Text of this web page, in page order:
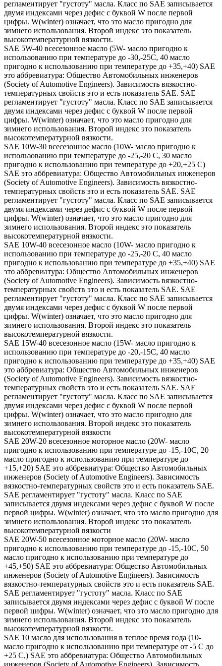
регламентирует "густоту" масла. Класс по SAE записывается
двумя индексами через дефис с буквой W после первой
цифры. W(winter) означает, что это масло пригодно для
зимнего использования. Второй индекс это показатель
высокотемпературной вязкости.
SAE 5W-40 всесезонное масло (5W- масло пригодно к
использованию при температуре до -30,-25С, 40 масло
пригодно к использованию при температуре до +35,+40) SAE
это аббревиатура: Общество Автомобильных инженеров
(Society of Automotive Engineers). Зависимость вязкостно-
температурных свойств это и есть показатель SAE. SAE
регламентирует "густоту" масла. Класс по SAE записывается
двумя индексами через дефис с буквой W после первой
цифры. W(winter) означает, что это масло пригодно для
зимнего использования. Второй индекс это показатель
высокотемпературной вязкости.
SAE 10W-30 всесезонное масло (10W- масло пригодно к
использованию при температуре до -25,-20 С, 30 масло
пригодно к использованию при температуре до +20,+25 С)
SAE это аббревиатура: Общество Автомобильных инженеров
(Society of Automotive Engineers). Зависимость вязкостно-
температурных свойств это и есть показатель SAE. SAE
регламентирует "густоту" масла. Класс по SAE записывается
двумя индексами через дефис с буквой W после первой
цифры. W(winter) означает, что это масло пригодно для
зимнего использования. Второй индекс это показатель
высокотемпературной вязкости.
SAE 10W-40 всесезонное масло (10W- масло пригодно к
использованию при температуре до -25,-20 С, 40 масло
пригодно к использованию при температуре до +35,+40) SAE
это аббревиатура: Общество Автомобильных инженеров
(Society of Automotive Engineers). Зависимость вязкостно-
температурных свойств это и есть показатель SAE. SAE
регламентирует "густоту" масла. Класс по SAE записывается
двумя индексами через дефис с буквой W после первой
цифры. W(winter) означает, что это масло пригодно для
зимнего использования. Второй индекс это показатель
высокотемпературной вязкости.
SAE 15W-40 всесезонное масло (15W- масло пригодно к
использованию при температуре до -20,-15С, 40 масло
пригодно к использованию при температуре до +35,+40) SAE
это аббревиатура: Общество Автомобильных инженеров
(Society of Automotive Engineers). Зависимость вязкостно-
температурных свойств это и есть показатель SAE. SAE
регламентирует "густоту" масла. Класс по SAE записывается
двумя индексами через дефис с буквой W после первой
цифры. W(winter) означает, что это масло пригодно для
зимнего использования. Второй индекс это показатель
высокотемпературной вязкости
SAE 20W-20 всесезонное моторное масло (20W- масло
пригодно к использованию при температуре до -15,-10С, 20
масло пригодно к использованию при температуре до
+15,+20) SAE это аббревиатура: Общество Автомобильных
инженеров (Society of Automotive Engineers). Зависимость
вязкостно-температурных свойств это и есть показатель SAE.
SAE регламентирует "густоту" масла. Класс по SAE
записывается двумя индексами через дефис с буквой W после
первой цифры. W(winter) означает, что это масло пригодно для
зимнего использования. Второй индекс это показатель
высокотемпературной вязкости
SAE 20W-50 всесезонное моторное масло (20W- масло
пригодно к использованию при температуре до -15,-10С, 50
масло пригодно к использованию при температуре до
+45,+50) SAE это аббревиатура: Общество Автомобильных
инженеров (Society of Automotive Engineers). Зависимость
вязкостно-температурных свойств это и есть показатель SAE.
SAE регламентирует "густоту" масла. Класс по SAE
записывается двумя индексами через дефис с буквой W после
первой цифры. W(winter) означает, что это масло пригодно для
зимнего использования. Второй индекс это показатель
высокотемпературной вязкости.
SAE 10 масло для использования в теплое время года (10-
масло пригодно к использованию при температуре от -5 С до
+25 С,) SAE это аббревиатура: Общество Автомобильных
инженеров (Society of Automotive Engineers). Зависимость